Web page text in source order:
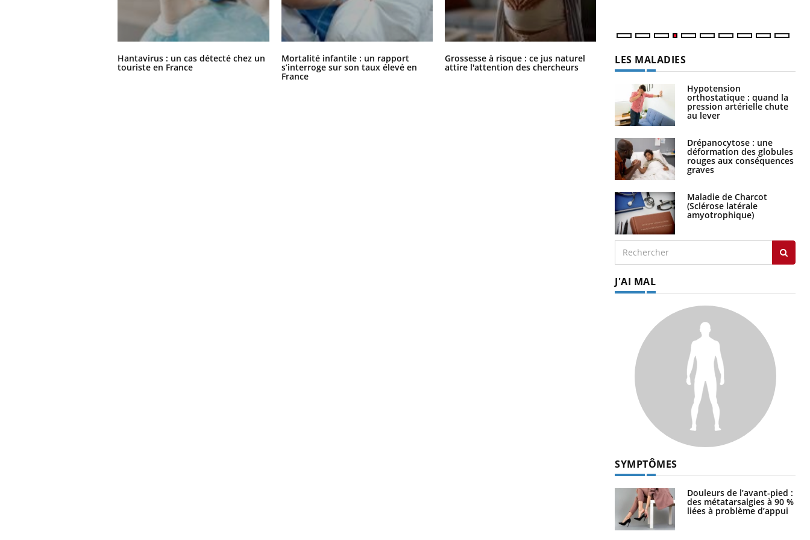
Hantavirus : un cas détecté chez un
touriste en France
Mortalité infantile : un rapport
s’interroge sur son taux élevé en
France
Grossesse à risque : ce jus naturel
attire l'attention des chercheurs
Comment oublier les écrans en
vacances ?
LES MALADIES
Hypotension
orthostatique : quand la
pression artérielle chute
au lever
Drépanocytose : une
déformation des globules
rouges aux conséquences
graves
Maladie de Charcot
(Sclérose latérale
amyotrophique)
J'AI MAL
SYMPTÔMES
Douleurs de l’avant-pied :
des métatarsalgies à 90 %
liées à problème d’appui